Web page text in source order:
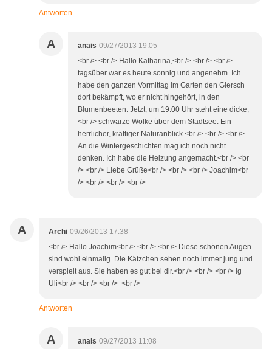
Antworten
A anais 09/27/2013 19:05
<br /> <br /> Hallo Katharina,<br /> <br /> <br />
tagsüber war es heute sonnig und angenehm. Ich
habe den ganzen Vormittag im Garten den Giersch
dort bekämpft, wo er nicht hingehört, in den
Blumenbeeten. Jetzt, um 19.00 Uhr steht eine dicke,
<br /> schwarze Wolke über dem Stadtsee. Ein
herrlicher, kräftiger Naturanblick.<br /> <br /> <br />
An die Wintergeschichten mag ich noch nicht
denken. Ich habe die Heizung angemacht.<br /> <br
/> <br /> Liebe Grüße<br /> <br /> <br /> Joachim<br
/> <br /> <br /> <br />
A Archi 09/26/2013 17:38
<br /> Hallo Joachim<br /> <br /> <br /> Diese schönen Augen
sind wohl einmalig. Die Kätzchen sehen noch immer jung und
verspielt aus. Sie haben es gut bei dir.<br /> <br /> <br /> lg
Uli<br /> <br /> <br /> <br />
Antworten
A anais 09/27/2013 11:08